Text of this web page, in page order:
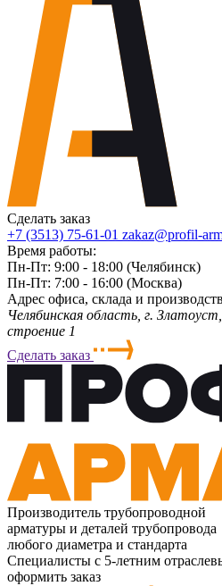
Сделать заказ
+7 (3513) 75-61-01 zakaz@profil-
Время работы:
Пн-Пт: 9:00 - 18:00 (Челябинск)
Пн-Пт: 7:00 - 16:00 (Москва)
Адрес офиса, склада и
Челябинская область, г.
строение 1
Сделать заказ
Производитель трубопроводной
арматуры и деталей трубопровода
любого диаметра и стандарта
Специалисты с 5-летним
оформить заказ